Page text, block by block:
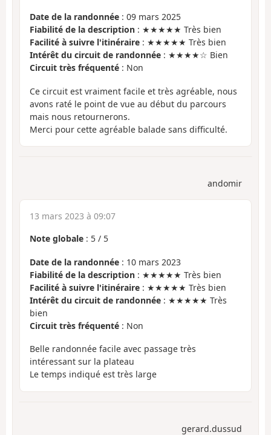
Date de la randonnée : 09 mars 2025
Fiabilité de la description : ★★★★★ Très bien
Facilité à suivre l'itinéraire : ★★★★★ Très bien
Intérêt du circuit de randonnée : ★★★★☆ Bien
Circuit très fréquenté : Non
Ce circuit est vraiment facile et très agréable, nous
avons raté le point de vue au début du parcours
mais nous retournerons.
Merci pour cette agréable balade sans difficulté.
andomir
13 mars 2023 à 09:07
Note globale : 5 / 5
Date de la randonnée : 10 mars 2023
Fiabilité de la description : ★★★★★ Très bien
Facilité à suivre l'itinéraire : ★★★★★ Très bien
Intérêt du circuit de randonnée : ★★★★★ Très
bien
Circuit très fréquenté : Non
Belle randonnée facile avec passage très
intéressant sur la plateau
Le temps indiqué est très large
gerard.dussud